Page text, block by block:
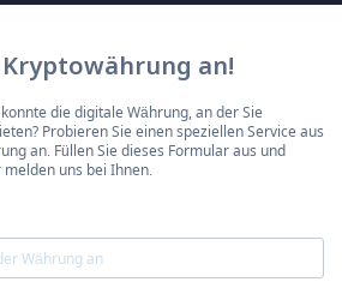
an!
die digitale Währung, an der Sie
Probieren Sie einen speziellen Service aus
an. Füllen Sie dieses Formular aus und
melden uns bei Ihnen.